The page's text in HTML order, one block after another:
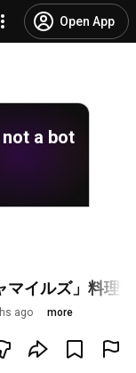
Open App
a bot
イルズ」料理
ago more